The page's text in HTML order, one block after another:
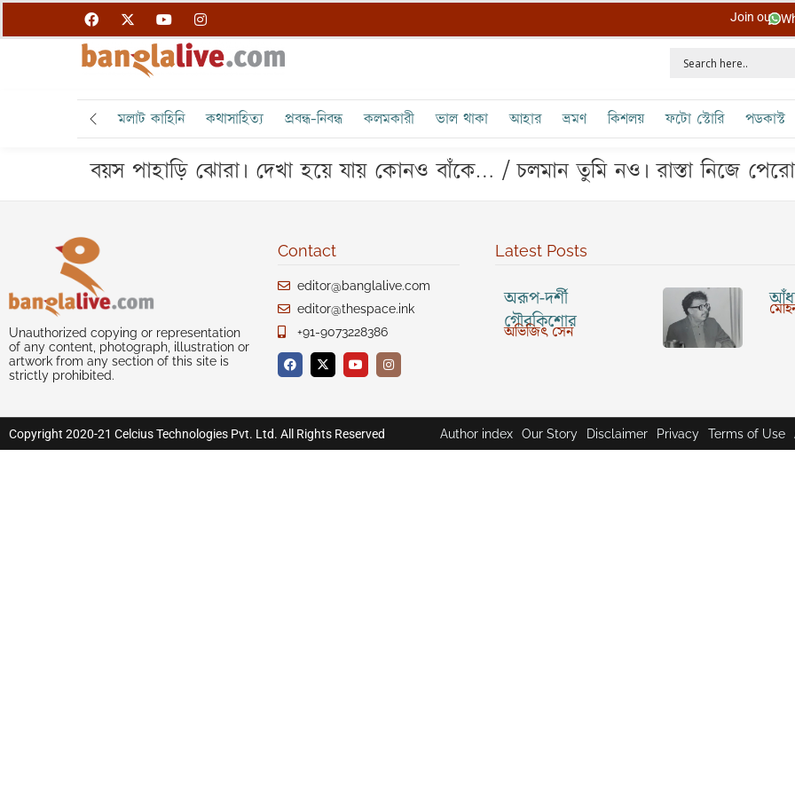
Join our
মলাট কাহিনি কথাসাহিত্য প্রবন্ধ-নিবন্ধ কলমকারী ভাল থাকা আহার ভ্রমণ কিশলয় ফটো স্টোরি পডকাস্ট
বয়স পাহাড়ি ঝোরা। দেখা হয়ে যায় কোনও বাঁকে… / চলমান তুমি নও। রাস্তা নিজে
Unauthorized copying or representation
of any content, photograph, illustration or
artwork from any section of this site is
strictly prohibited.
Contact
editor@banglalive.com
editor@thespace.ink
+91-9073228386
Latest Posts
অরূপ-দর্শী
গৌরকিশোর
অভিজিৎ সেন
Copyright 2020-21 Celcius Technologies Pvt. Ltd. All Rights Reserved Author index Our Story Disclaimer Privacy Terms of Use